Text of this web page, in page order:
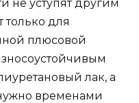
не уступят другим
только для
плюсовой
лак, а
временами